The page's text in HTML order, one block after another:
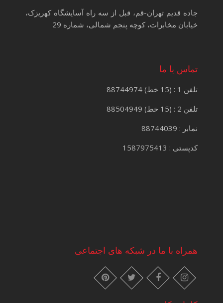
جاده قدیم تهران-قم، قبل از سه راه آسایشگاه کهریزک،
خیابان مخابرات، کوچه پنجم شمالی، شماره 29
تماس با ما
تلفن 1 : (15 خط) 88744974
تلفن 2 : (15 خط) 88504949
نمابر : 88744039
کدپستی : 1587975413
همراه با ما در شبکه های اجتماعی
instagram
facebook
twitter
pinterest